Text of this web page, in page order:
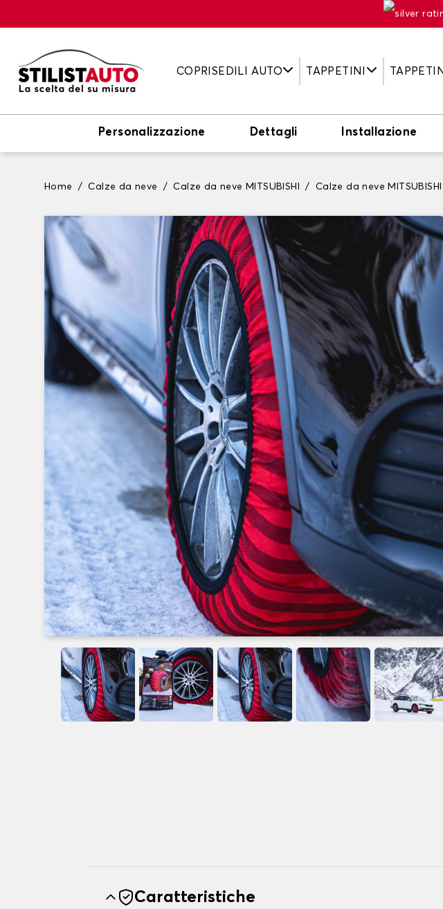
COPRISEDILI AUTO TAPPETINI
Personalizzazione Dettagli Installazione
Home Calze da neve Calze da neve MITSUBISHI Calze da neve MITSUBISHI
Caratteristiche